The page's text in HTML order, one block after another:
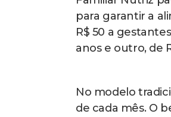
para garantir a
R$ 50 a
anos e outro, de
No modelo
de cada mês. O